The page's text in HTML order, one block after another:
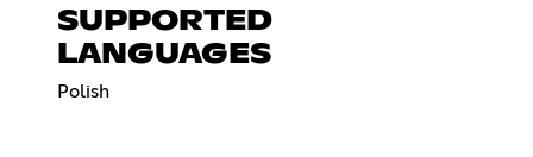
SUPPORTED
LANGUAGES
Polish